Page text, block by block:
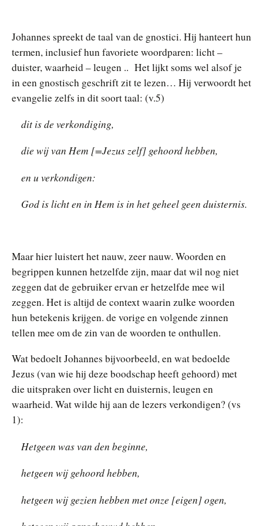
Johannes spreekt de taal van de gnostici. Hij hanteert hun
termen, inclusief hun favoriete woordparen: licht –
duister, waarheid – leugen .. Het lijkt soms wel alsof je
in een gnostisch geschrift zit te lezen… Hij verwoordt het
evangelie zelfs in dit soort taal: (v.5)
dit is de verkondiging,
die wij van Hem [=Jezus zelf] gehoord hebben,
en u verkondigen:
God is licht en in Hem is in het geheel geen duisternis.
Maar hier luistert het nauw, zeer nauw. Woorden en
begrippen kunnen hetzelfde zijn, maar dat wil nog niet
zeggen dat de gebruiker ervan er hetzelfde mee wil
zeggen. Het is altijd de context waarin zulke woorden
hun betekenis krijgen. de vorige en volgende zinnen
tellen mee om de zin van de woorden te onthullen.
Wat bedoelt Johannes bijvoorbeeld, en wat bedoelde
Jezus (van wie hij deze boodschap heeft gehoord) met
die uitspraken over licht en duisternis, leugen en
waarheid. Wat wilde hij aan de lezers verkondigen? (vs
1):
Hetgeen was van den beginne,
hetgeen wij gehoord hebben,
hetgeen wij gezien hebben met onze [eigen] ogen,